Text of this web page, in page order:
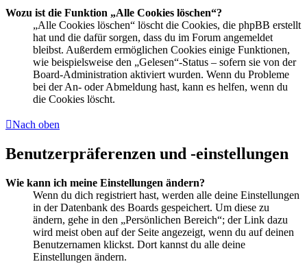
Wozu ist die Funktion „Alle Cookies löschen“?
„Alle Cookies löschen“ löscht die Cookies, die phpBB erstellt
hat und die dafür sorgen, dass du im Forum angemeldet
bleibst. Außerdem ermöglichen Cookies einige Funktionen,
wie beispielsweise den „Gelesen“-Status – sofern sie von der
Board-Administration aktiviert wurden. Wenn du Probleme
bei der An- oder Abmeldung hast, kann es helfen, wenn du
die Cookies löscht.
Nach oben
Benutzerpräferenzen und -einstellungen
Wie kann ich meine Einstellungen ändern?
Wenn du dich registriert hast, werden alle deine Einstellungen
in der Datenbank des Boards gespeichert. Um diese zu
ändern, gehe in den „Persönlichen Bereich“; der Link dazu
wird meist oben auf der Seite angezeigt, wenn du auf deinen
Benutzernamen klickst. Dort kannst du alle deine
Einstellungen ändern.